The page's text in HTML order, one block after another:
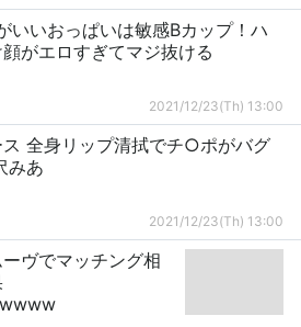
いいおっぱいは敏感Bカップ！ハ
がエロすぎてマジ抜ける
2021/12/23(Th) 13:00
全身リップ清拭でチ○ポがバグ
みあ
2021/12/23(Th) 13:00
ヴでマッチング相